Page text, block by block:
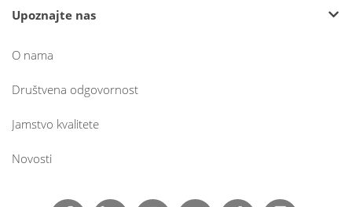
Upoznajte nas
O nama
Društvena odgovornost
Jamstvo kvalitete
Novosti